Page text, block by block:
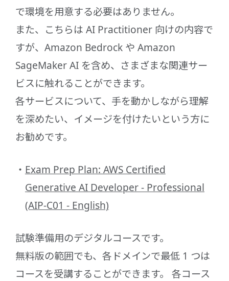
で環境を用意する必要はありません。
また、こちらは AI Practitioner 向けの内容で
すが、Amazon Bedrock や Amazon
SageMaker AI を含め、さまざまな関連サー
ビスに触れることができます。
各サービスについて、手を動かしながら理解
を深めたい、イメージを付けたいという方に
お勧めです。
Exam Prep Plan: AWS Certified
Generative AI Developer - Professional
(AIP-C01 - English)
試験準備用のデジタルコースです。
無料版の範囲でも、各ドメインで最低 1 つは
コースを受講することができます。 各コース